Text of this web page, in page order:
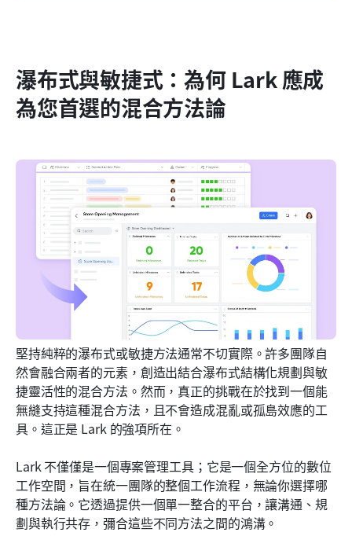
瀑布式與敏捷式：為何 Lark 應成
為您首選的混合方法論
堅持純粹的瀑布式或敏捷方法通常不切實際。許多團隊自
然會融合兩者的元素，創造出結合瀑布式結構化規劃與敏
捷靈活性的混合方法。然而，真正的挑戰在於找到一個能
無縫支持這種混合方法，且不會造成混亂或孤島效應的工
具。這正是 Lark 的強項所在。
Lark 不僅僅是一個專案管理工具；它是一個全方位的數位
工作空間，旨在統一團隊的整個工作流程，無論你選擇哪
種方法論。它透過提供一個單一整合的平台，讓溝通、規
劃與執行共存，彌合這些不同方法之間的鴻溝。